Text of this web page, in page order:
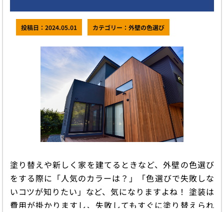
投稿日：2024.05.01 カテゴリー：外壁の色選び
塗り替えや新しく家を建てるときなど、外壁の色選び
をする際に「人気のカラーは？」「色選びで失敗しな
いコツが知りたい」など、気になりますよね！ 塗装は
費用が掛かりますし、失敗してもすぐに塗り替えられ